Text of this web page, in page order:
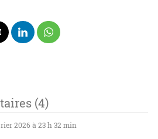
(4)
2026 à 23 h 32 min